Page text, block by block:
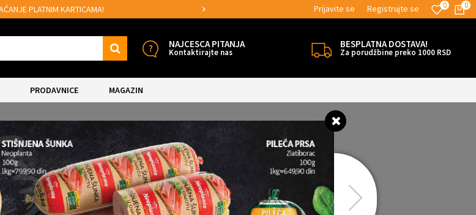
MOGUĆNOST BESPLATNE ISPORUKE! MOGUĆNOST ISPORUKE ZA 24H! 0
0
Prijavite se Registrujte se
NAJCESCA PITANJA
Kontaktirajte nas
BESPLATNA DOSTAVA!
Za porudžbine preko 1000 RSD
PRODAVNICE MAGAZIN